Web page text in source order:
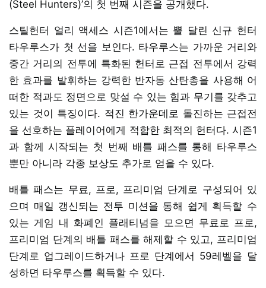
(Steel Hunters)’의 첫 번째 시즌을 공개했다.
스틸헌터 얼리 액세스 시즌1에서는 뿔 달린 신규 헌터
타우루스가 첫 선을 보인다. 타우루스는 가까운 거리와
중간 거리의 전투에 특화된 헌터로 근접 전투에서 강력
한 효과를 발휘하는 강력한 반자동 산탄총을 사용해 어
떠한 적과도 정면으로 맞설 수 있는 힘과 무기를 갖추고
있는 것이 특징이다. 적진 한가운데로 돌진하는 근접전
을 선호하는 플레이어에게 적합한 최적의 헌터다. 시즌1
과 함께 시작되는 첫 번째 배틀 패스를 통해 타우루스
뿐만 아니라 각종 보상도 추가로 얻을 수 있다.
배틀 패스는 무료, 프로, 프리미엄 단계로 구성되어 있
으며 매일 갱신되는 전투 미션을 통해 쉽게 획득할 수
있는 게임 내 화폐인 플래티넘을 모으면 무료로 프로,
프리미엄 단계의 배틀 패스를 해제할 수 있고, 프리미엄
단계로 업그레이드하거나 프로 단계에서 59레벨을 달
성하면 타우루스를 획득할 수 있다.